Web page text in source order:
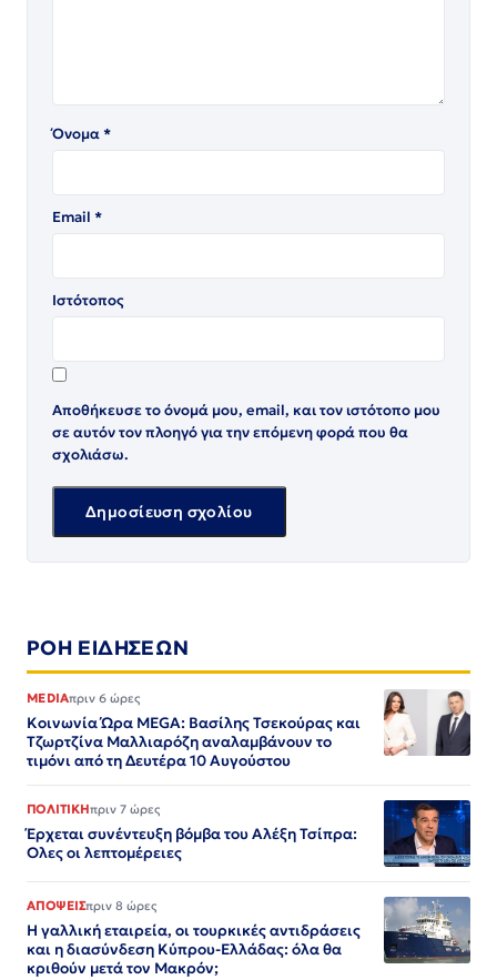
Όνομα*
Email *
Ιστότοπος
Αποθήκευσε το όνομά μου, email, και τον ιστότοπο μου
σε αυτόν τον πλοηγό για την επόμενη φορά που θα
σχολιάσω.
ΡΟΗ ΕΙΔΗΣΕΩΝ
MEDIAπριν 6 ώρες
Κοινωνία Ώρα MEGA: Βασίλης Τσεκούρας και
Τζωρτζίνα Μαλλιαρόζη αναλαμβάνουν το
τιμόνι από τη Δευτέρα 10 Αυγούστου
ΠΟΛΙΤΙΚΗπριν 7 ώρες
Έρχεται συνέντευξη βόμβα του Αλέξη Τσίπρα:
Ολες οι λεπτομέρειες
ΑΠΟΨΕΙΣπριν 8 ώρες
Η γαλλική εταιρεία, οι τουρκικές αντιδράσεις
και η διασύνδεση Κύπρου-Ελλάδας: όλα θα
κριθούν μετά τον Μακρόν;